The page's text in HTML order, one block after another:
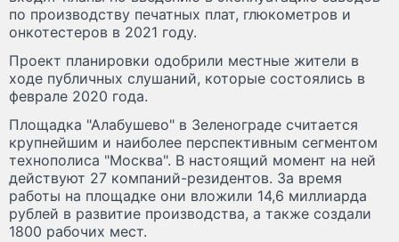
по производству печатных плат, глюкометров и
онкотестеров в 2021 году.
Проект планировки одобрили местные жители в
ходе публичных слушаний, которые состоялись в
феврале 2020 года.
Площадка "Алабушево" в Зеленограде считается
крупнейшим и наиболее перспективным сегментом
технополиса "Москва". В настоящий момент на ней
действуют 27 компаний-резидентов. За время
работы на площадке они вложили 14,6 миллиарда
рублей в развитие производства, а также создали
1800 рабочих мест.